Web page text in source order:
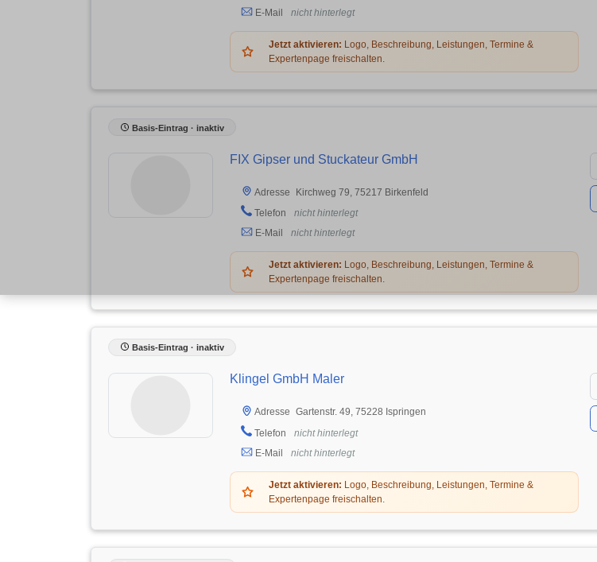
E-Mail
nicht hinterlegt
Jetzt aktivieren: Logo, Beschreibung, Leistungen, Termine &
Expertenpage freischalten.
Basis-Eintrag · inaktiv
FIX Gipser und Stuckateur GmbH
Adresse
Kirchweg 79, 75217 Birkenfeld
Telefon
nicht hinterlegt
E-Mail
nicht hinterlegt
Jetzt aktivieren: Logo, Beschreibung, Leistungen, Termine &
Expertenpage freischalten.
Basis-Eintrag · inaktiv
Klingel GmbH Maler
Adresse Gartenstr. 49, 75228 Ispringen
Telefon
nicht hinterlegt
E-Mail
nicht hinterlegt
Jetzt aktivieren: Logo, Beschreibung, Leistungen, Termine &
Expertenpage freischalten.